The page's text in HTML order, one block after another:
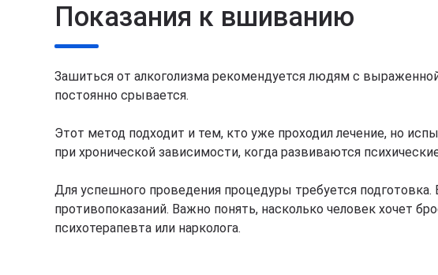
Показания к вшиванию
Зашиться от алкоголизма рекомендуется людям с
постоянно срывается.
Этот метод подходит и тем, кто уже проходил лечение, но
при хронической зависимости, когда развиваются
Для успешного проведения процедуры требуется подготовка.
противопоказаний. Важно понять, насколько человек хочет
психотерапевта или нарколога.